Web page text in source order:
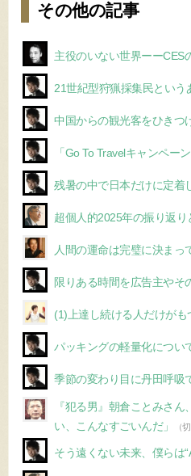
その他の記事
主役のいない世界ーーCES
21世紀型狩猟採集民とい
中国からの観光客をひきつ
「Go To Travelキャンペー
残暑の中で日本だけに定着
超個人的2025年の振り返り
人間の運命は完璧に決まっ
限りある時間を広告主やそ
(1)上達し続ける人だけがも
パッキングの軽量化につい
季節の変わり目に丹田呼吸
『犯る男』朝倉ことみさ
い、こんなすごいんだ」
（
そう遠くない未来、僕らは